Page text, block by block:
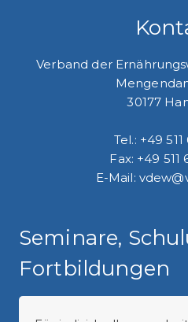
Verband der
30177
Tel.: +49
Fax: +49 511
E-Mail:
Seminare,
Fortbildungen